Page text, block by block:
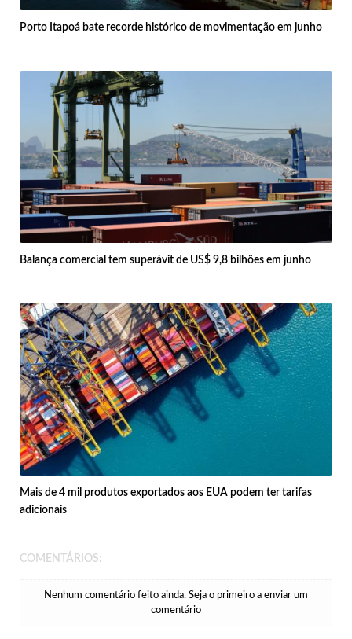
Porto Itapoá bate recorde histórico de movimentação em junho
Balança comercial tem superávit de US$ 9,8 bilhões em junho
Mais de 4 mil produtos exportados aos EUA podem ter tarifas
adicionais
COMENTÁRIOS:
Nenhum comentário feito ainda. Seja o primeiro a enviar um
comentário